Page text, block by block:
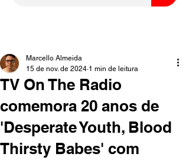
TV On The Radio
comemora 20 anos de
'Desperate Youth, Blood
Thirsty Babes' com
Marcello Almeida
15 de nov. de 2024 1 min de leitura